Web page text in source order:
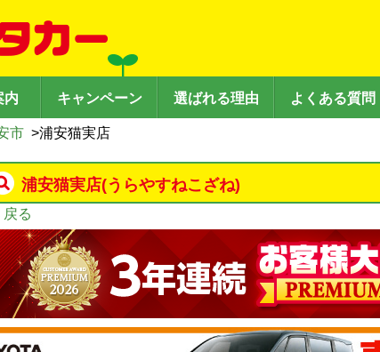
内 キャンペーン 選ばれる理由 よくある質問
市 >浦安猫実店
浦安猫実店(うらやすねこざね)
戻る